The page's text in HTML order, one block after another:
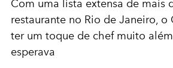
Com uma lista extensa de mais
restaurante no Rio de Janeiro, o
ter um toque de chef muito
esperava